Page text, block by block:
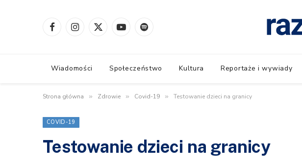
FacebookInstagram
X
YouTubeSpotify
Wiadomości Społeczeństwo Kultura Reportaże i wywiady
Strona główna » Zdrowie » Covid-19 » Testowanie dzieci na granicy
COVID-19
Testowanie dzieci na granicy